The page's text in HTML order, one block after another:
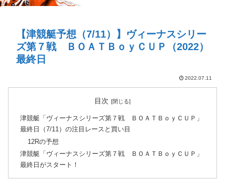
【津競艇予想（7/11）】ヴィーナスシリー
ズ第７戦 ＢＯＡＴＢｏｙＣＵＰ（2022）
最終日
2022.07.11
目次
津競艇「ヴィーナスシリーズ第７戦 ＢＯＡＴＢｏｙＣＵＰ」
最終日（7/11）の注目レースと買い目
12Rの予想
津競艇「ヴィーナスシリーズ第７戦 ＢＯＡＴＢｏｙＣＵＰ」
最終日がスタート！